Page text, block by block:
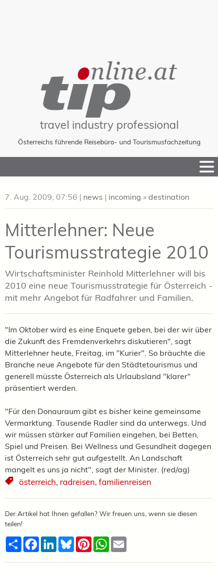
travel industry professional
Österreichs führende Reisebüro- und Tourismusfachzeitung
to
7. Aug. 2009, 07:56 | news | incoming » destination
Mitterlehner: Neue
Tourismusstrategie 2010
Wirtschaftsminister Reinhold Mitterlehner will bis
2010 eine neue Tourismusstrategie für Österreich -
mit mehr Angebot für Radfahrer und Familien.
"Im Oktober wird es eine Enquete geben, bei der wir über
die Zukunft des Fremdenverkehrs diskutieren", sagt
Mitterlehner heute, Freitag, im "Kurier". So bräuchte die
Branche neue Angebote für den Städtetourismus und
generell müsste Österreich als Urlaubsland "klarer"
präsentiert werden.
"Für den Donauraum gibt es bisher keine gemeinsame
Vermarktung. Tausende Radler sind da unterwegs. Und
wir müssen stärker auf Familien eingehen, bei Betten,
Spiel und Preisen. Bei Wellness und Gesundheit dagegen
ist Österreich sehr gut aufgestellt. An Landschaft
mangelt es uns ja nicht", sagt der Minister. (red/ag)
österreich, radreisen, familienreisen
Der Artikel hat Ihnen gefallen? Wir freuen uns, wenn sie diesen
teilen!
TeilenFacebook
LinkedInBlueskyPinterestWhatsApp